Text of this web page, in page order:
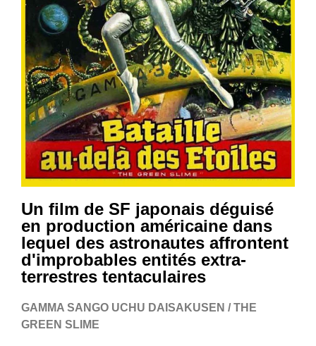
Un film de SF japonais déguisé
en production américaine dans
lequel des astronautes affrontent
d'improbables entités extra-
terrestres tentaculaires
GAMMA SANGO UCHU DAISAKUSEN / THE
GREEN SLIME